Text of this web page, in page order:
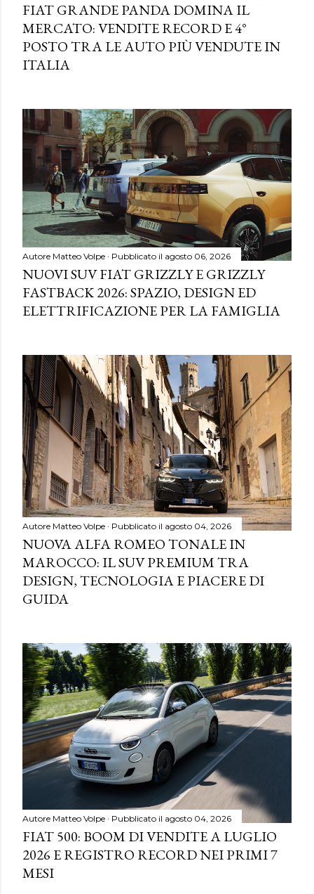
FIAT GRANDE PANDA DOMINA IL
MERCATO: VENDITE RECORD E 4°
POSTO TRA LE AUTO PIÙ VENDUTE IN
ITALIA
Autore Matteo Volpe Pubblicato il agosto 06, 2026
NUOVI SUV FIAT GRIZZLY E GRIZZLY
FASTBACK 2026: SPAZIO, DESIGN ED
ELETTRIFICAZIONE PER LA FAMIGLIA
Autore Matteo Volpe Pubblicato il agosto 04, 2026
NUOVA ALFA ROMEO TONALE IN
MAROCCO: IL SUV PREMIUM TRA
DESIGN, TECNOLOGIA E PIACERE DI
GUIDA
Autore Matteo Volpe Pubblicato il agosto 04, 2026
FIAT 500: BOOM DI VENDITE A LUGLIO
2026 E REGISTRO RECORD NEI PRIMI 7
MESI